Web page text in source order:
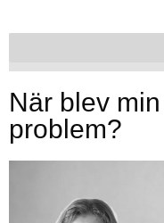
När blev
problem?